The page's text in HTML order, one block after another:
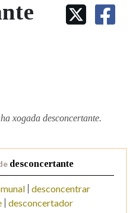
CORPORATIVA
DEL ADALID
HOMENAXEADAS
xogada desconcertante.
desconcertante
desconcentrar
desconcertador